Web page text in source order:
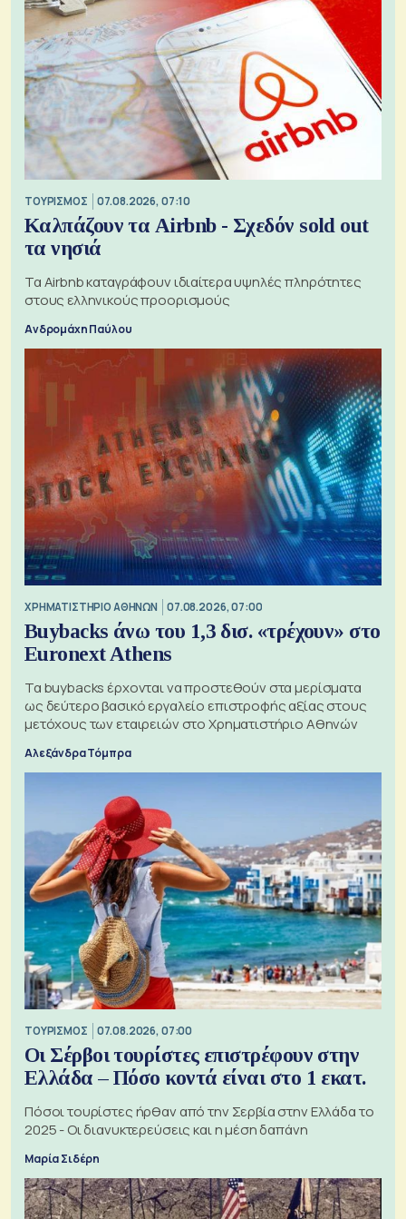
ΤΟΥΡΙΣΜΟΣ 07.08.2026, 07:10
Καλπάζουν τα Airbnb - Σχεδόν sold out
τα νησιά
Τα Airbnb καταγράφουν ιδιαίτερα υψηλές πληρότητες
στους ελληνικούς προορισμούς
Ανδρομάχη Παύλου
XΡΗΜΑΤΙΣΤΗΡΙΟ ΑΘΗΝΩΝ 07.08.2026, 07:00
Buybacks άνω του 1,3 δισ. «τρέχουν» στο
Euronext Athens
Τα buybacks έρχονται να προστεθούν στα μερίσματα
ως δεύτερο βασικό εργαλείο επιστροφής αξίας στους
μετόχους των εταιρειών στο Χρηματιστήριο Αθηνών
Αλεξάνδρα Τόμπρα
ΤΟΥΡΙΣΜΟΣ 07.08.2026, 07:00
Οι Σέρβοι τουρίστες επιστρέφουν στην
Ελλάδα – Πόσο κοντά είναι στο 1 εκατ.
Πόσοι τουρίστες ήρθαν από την Σερβία στην Ελλάδα το
2025 - Οι διανυκτερεύσεις και η μέση δαπάνη
Μαρία Σιδέρη